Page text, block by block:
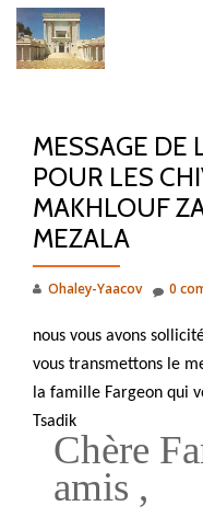
Aller
MESSAGE DE
POUR LES
MAKHLOUF
MEZALA
Ohaley-Yaacov 0
nous vous avons
vous transmettons le
la famille Fargeon qui
Tsadik
Chère
amis ,